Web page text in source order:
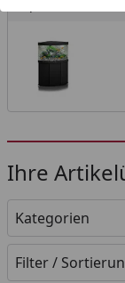
Ihre
Kategorien
Filter /